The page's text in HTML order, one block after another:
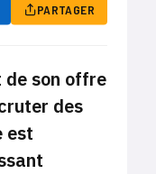
PARTAGER
de son offre
des
est